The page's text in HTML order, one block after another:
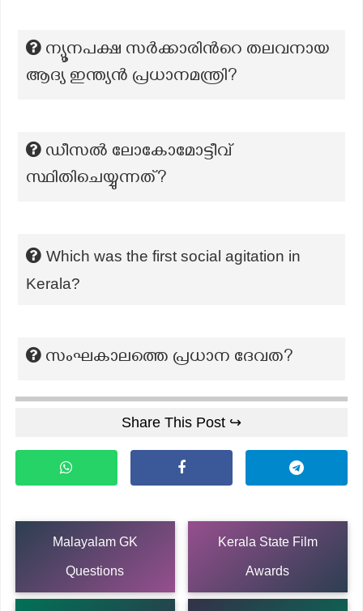
ന്യൂനപക്ഷ സർക്കാരിന്‍റെ തലവനായ
ആദ്യ ഇന്ത്യൻ പ്രധാനമന്ത്രി?
ഡീസൽ ലോകോമോട്ടീവ്
സ്ഥിതിചെയ്യുന്നത്?
Which was the first social agitation in
Kerala?
സംഘകാലത്തെ പ്രധാന ദേവത?
Share This Post ↪
Malayalam GK
Questions
Kerala State Film
Awards